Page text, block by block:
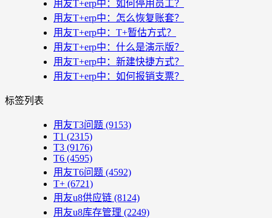
用友T+erp中：如何停用员工？
用友T+erp中：怎么恢复账套？
用友T+erp中：T+暂估方式？
用友T+erp中：什么是演示版？
用友T+erp中：新建快捷方式？
用友T+erp中：如何报销支票？
标签列表
用友T3问题 (9153)
T1 (2315)
T3 (9176)
T6 (4595)
用友T6问题 (4592)
T+ (6721)
用友u8供应链 (8124)
用友u8库存管理 (2249)